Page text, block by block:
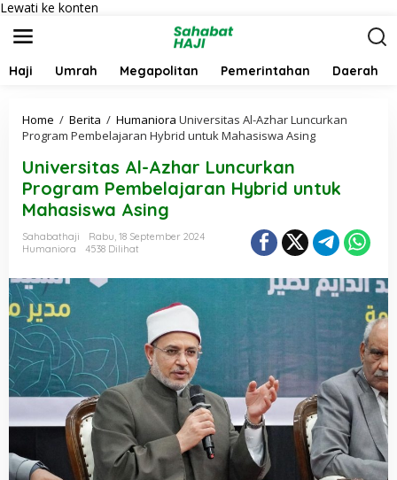
Lewati ke konten
Haji Umrah Megapolitan Pemerintahan Daerah
Home / Berita / Humaniora Universitas Al-Azhar Luncurkan
Program Pembelajaran Hybrid untuk Mahasiswa Asing
Universitas Al-Azhar Luncurkan
Program Pembelajaran Hybrid untuk
Mahasiswa Asing
Sahabathaji
Rabu, 18 September 2024
Humaniora
4538 Dilihat